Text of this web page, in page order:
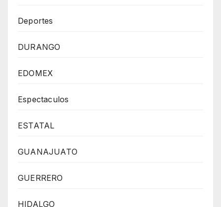
Deportes
DURANGO
EDOMEX
Espectaculos
ESTATAL
GUANAJUATO
GUERRERO
HIDALGO